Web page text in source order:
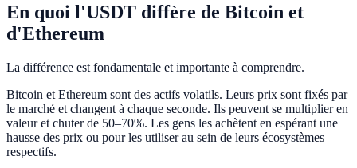
En quoi l'USDT diffère de Bitcoin et
d'Ethereum
La différence est fondamentale et importante à comprendre.
Bitcoin et Ethereum sont des actifs volatils. Leurs prix sont fixés par
le marché et changent à chaque seconde. Ils peuvent se multiplier en
valeur et chuter de 50–70%. Les gens les achètent en espérant une
hausse des prix ou pour les utiliser au sein de leurs écosystèmes
respectifs.